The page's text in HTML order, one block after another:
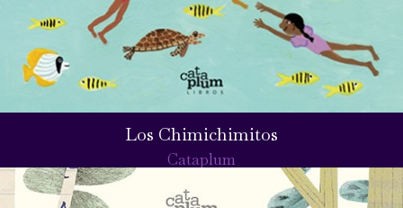
Los Chimichimitos
Cataplum